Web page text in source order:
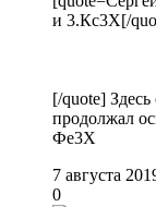
и 3.Кс3Х[/
[/quote]
продолжал
Фе3Х
7 августа
0